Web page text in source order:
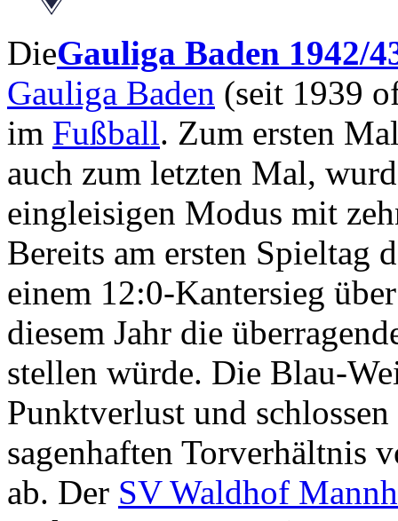
DieGauliga Baden 1942/
Gauliga Baden (seit 1939
im Fußball. Zum ersten
auch zum letzten Mal,
eingleisigen Modus mit
Bereits am ersten Spieltag
einem 12:0-Kantersieg
diesem Jahr die
stellen würde. Die Blau-
Punktverlust und
sagenhaften Torverhältnis
ab. Der SV Waldhof